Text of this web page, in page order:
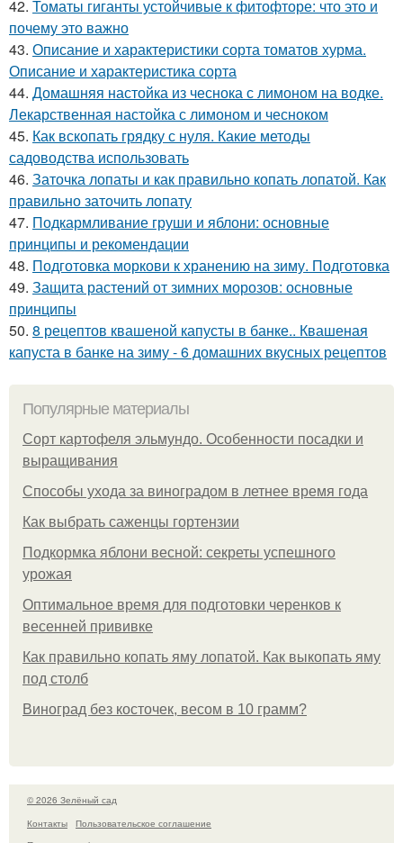
42. Томаты гиганты устойчивые к фитофторе: что это и
почему это важно
43. Описание и характеристики сорта томатов хурма.
Описание и характеристика сорта
44. Домашняя настойка из чеснока с лимоном на водке.
Лекарственная настойка с лимоном и чесноком
45. Как вскопать грядку с нуля. Какие методы
садоводства использовать
46. Заточка лопаты и как правильно копать лопатой. Как
правильно заточить лопату
47. Подкармливание груши и яблони: основные
принципы и рекомендации
48. Подготовка моркови к хранению на зиму. Подготовка
49. Защита растений от зимних морозов: основные
принципы
50. 8 рецептов квашеной капусты в банке.. Квашеная
капуста в банке на зиму - 6 домашних вкусных рецептов
Популярные материалы
Сорт картофеля эльмундо. Особенности посадки и
выращивания
Способы ухода за виноградом в летнее время года
Как выбрать саженцы гортензии
Подкормка яблони весной: секреты успешного
урожая
Оптимальное время для подготовки черенков к
весенней прививке
Как правильно копать яму лопатой. Как выкопать яму
под столб
Виноград без косточек, весом в 10 грамм?
© 2026 Зелёный сад
Контакты
Пользовательское соглашение